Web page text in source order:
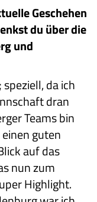
Geschehen
du über die
und
da ich
dran
Teams bin
guten
auf das
nun zum
Highlight.